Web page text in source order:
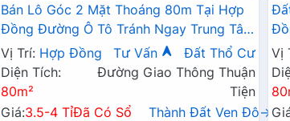
Bán Lô Góc 2 Mặt Thoáng 80m Tại Hợp
Đồng Đường Ô Tô Tránh Ngay Trung Tâm
Hành Chính Xã Gần Đường TL419
Vị Trí: Hợp Đồng Tư Vấn
Đất Thổ Cư
Diện Tích:
80m²
Đường Giao Thông Thuận
Tiện
Giá:3.5-4 TỉĐã Có Sổ Thành Đất Ven Đô→
Vị